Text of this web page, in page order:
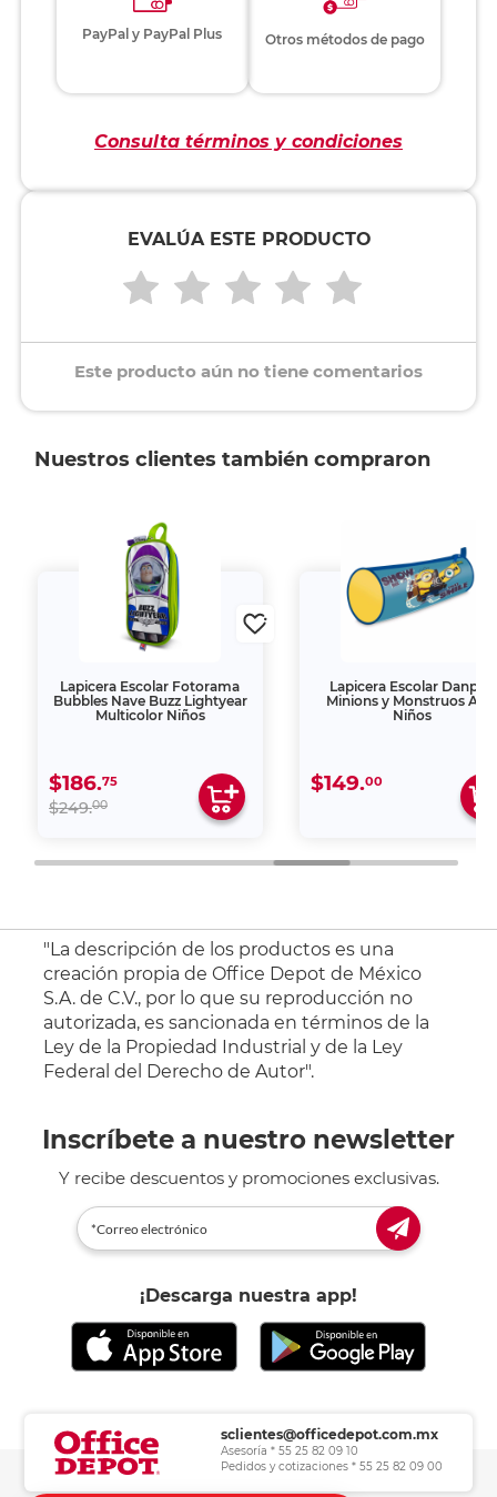
PayPal y PayPal Plus Otros métodos de pago
Consulta términos y condiciones
EVALÚA ESTE PRODUCTO
Este producto aún no tiene comentarios
Nuestros clientes también compraron
Lapicera Escolar Fotorama
Bubbles Nave Buzz Lightyear
Multicolor Niños
$186.75
$249.00
Lapicera Escolar Danpex
Minions y Monstruos Azul
Niños
$149.00
"La descripción de los productos es una
creación propia de Office Depot de México
S.A. de C.V., por lo que su reproducción no
autorizada, es sancionada en términos de la
Ley de la Propiedad Industrial y de la Ley
Federal del Derecho de Autor".
Inscríbete a nuestro newsletter
Y recibe descuentos y promociones exclusivas.
¡Descarga nuestra app!
sclientes@officedepot.com.mx
Asesoría * 55 25 82 09 10
Pedidos y cotizaciones * 55 25 82 09 00